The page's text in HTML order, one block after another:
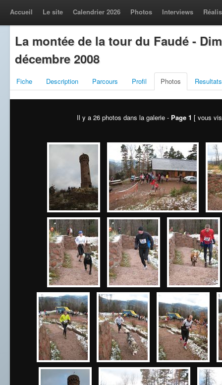
Accueil Le site Calendrier 2026 Photos Interviews
La montée de la tour du Faudé -
décembre 2008
Fiche Description Parcours Profil Photos Resultats
Il y a 26 photos dans la galerie - Page 1 [ vous